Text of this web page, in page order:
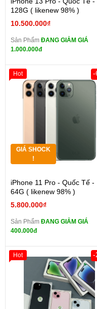
128G ( likenew 98% )
10.500.000₫
Sản Phẩm ĐANG GIẢM GIÁ
1.000.000đ
GIÁ SHOCK
!
iPhone 11 Pro - Quốc Tế -
64G ( likenew 98% )
5.800.000₫
-
Sản Phẩm ĐANG GIẢM GIÁ
400.000đ
Hot
-
Hot